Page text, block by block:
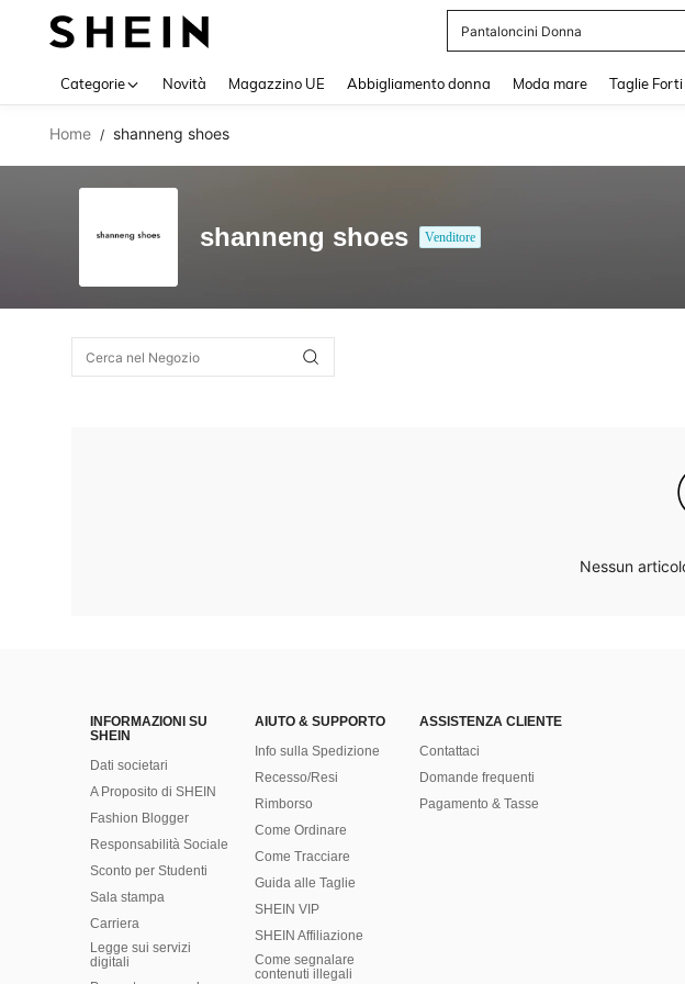
Pantaloncini Donna
Categorie Novità Magazzino UE Abbigliamento donna Moda mare Taglie Forti
Home / shanneng shoes
shanneng shoes Venditore
Nessun
INFORMAZIONI SU
SHEIN
Dati societari
A Proposito di SHEIN
Fashion Blogger
Responsabilità Sociale
Sconto per Studenti
Sala stampa
Carriera
Legge sui servizi
digitali
AIUTO & SUPPORTO
Info sulla Spedizione
Recesso/Resi
Rimborso
Come Ordinare
Come Tracciare
Guida alle Taglie
SHEIN VIP
SHEIN Affiliazione
Come segnalare
contenuti illegali
ASSISTENZA CLIENTE
Contattaci
Domande frequenti
Pagamento & Tasse